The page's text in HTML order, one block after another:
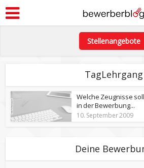
Stellenangebote
TagLehrgang
Welche Zeugnisse
in der Bewerbung...
10. September 2009
Deine